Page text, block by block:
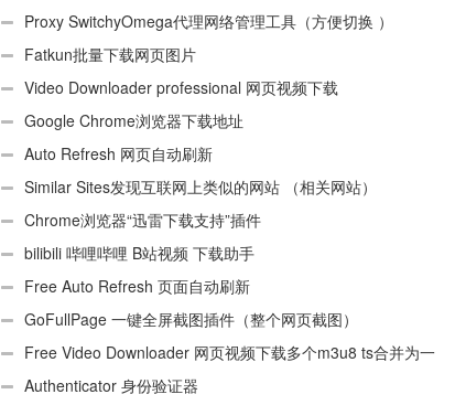
Proxy SwitchyOmega代理网络管理工具（方便切换 ）
Fatkun批量下载网页图片
Video Downloader professional 网页视频下载
Google Chrome浏览器下载地址
Auto Refresh 网页自动刷新
Similar Sites发现互联网上类似的网站 （相关网站）
Chrome浏览器“迅雷下载支持”插件
bilibili 哔哩哔哩 B站视频 下载助手
Free Auto Refresh 页面自动刷新
GoFullPage 一键全屏截图插件（整个网页截图）
Free Video Downloader 网页视频下载多个m3u8 ts合并为一
个ts文件
Authenticator 身份验证器